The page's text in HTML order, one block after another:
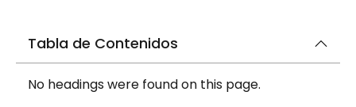
Tabla de Contenidos
No headings were found on this page.